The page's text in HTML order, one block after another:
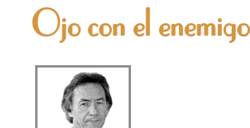
Ojo con el enemigo